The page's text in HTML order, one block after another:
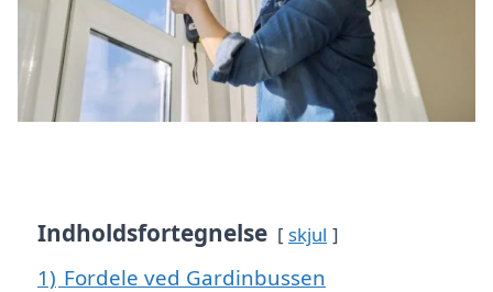
Indholdsfortegnelse skjul
1) Fordele ved Gardinbussen